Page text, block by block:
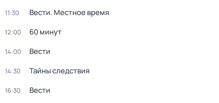
11:30 Вести. Местное время
12:00 60 минут
14:00 Вести
14:30 Тайны следствия
16:30 Вести